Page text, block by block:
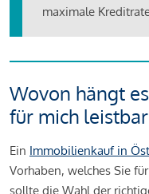
maximale
Wovon hängt
für mich
Ein Immobilienkauf in
Vorhaben, welches Sie
sollte die Wahl der